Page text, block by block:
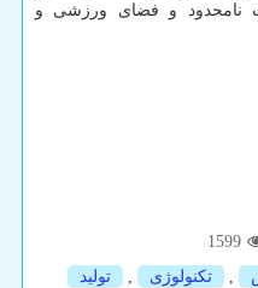
نامحدود و فضای ورزشی و
1599
, تكنولوژی , تولید